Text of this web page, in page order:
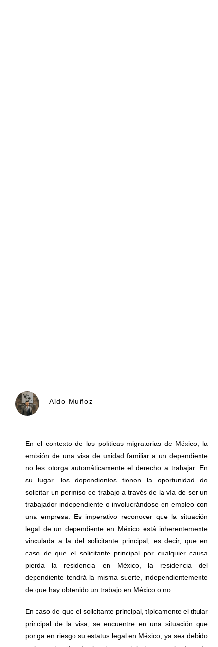
Aldo Muñoz
En el contexto de las políticas migratorias de México, la
emisión de una visa de unidad familiar a un dependiente
no les otorga automáticamente el derecho a trabajar. En
su lugar, los dependientes tienen la oportunidad de
solicitar un permiso de trabajo a través de la vía de ser un
trabajador independiente o involucrándose en empleo con
una empresa. Es imperativo reconocer que la situación
legal de un dependiente en México está inherentemente
vinculada a la del solicitante principal, es decir, que en
caso de que el solicitante principal por cualquier causa
pierda la residencia en México, la residencia del
dependiente tendrá la misma suerte, independientemente
de que hay obtenido un trabajo en México o no.
En caso de que el solicitante principal, típicamente el titular
principal de la visa, se encuentre en una situación que
ponga en riesgo su estatus legal en México, ya sea debido